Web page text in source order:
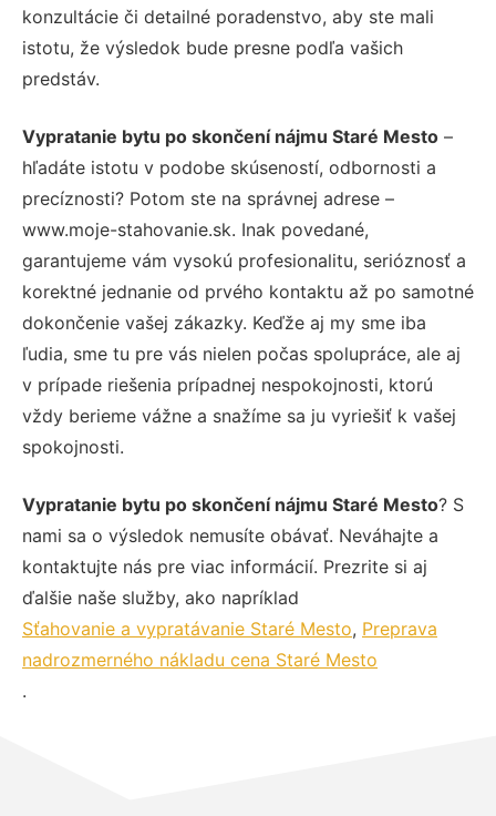
konzultácie či detailné poradenstvo, aby ste mali
istotu, že výsledok bude presne podľa vašich
predstáv.
Vypratanie bytu po skončení nájmu Staré Mesto –
hľadáte istotu v podobe skúseností, odbornosti a
precíznosti? Potom ste na správnej adrese –
www.moje-stahovanie.sk. Inak povedané,
garantujeme vám vysokú profesionalitu, serióznosť a
korektné jednanie od prvého kontaktu až po samotné
dokončenie vašej zákazky. Keďže aj my sme iba
ľudia, sme tu pre vás nielen počas spolupráce, ale aj
v prípade riešenia prípadnej nespokojnosti, ktorú
vždy berieme vážne a snažíme sa ju vyriešiť k vašej
spokojnosti.
Vypratanie bytu po skončení nájmu Staré Mesto? S
nami sa o výsledok nemusíte obávať. Neváhajte a
kontaktujte nás pre viac informácií. Prezrite si aj
ďalšie naše služby, ako napríklad
Sťahovanie a vypratávanie Staré Mesto, Preprava
nadrozmerného nákladu cena Staré Mesto
.